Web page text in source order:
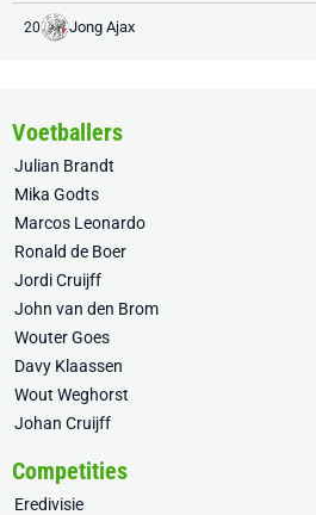
20 Jong Ajax
Voetballers
Julian Brandt
Mika Godts
Marcos Leonardo
Ronald de Boer
Jordi Cruijff
John van den Brom
Wouter Goes
Davy Klaassen
Wout Weghorst
Johan Cruijff
Competities
Eredivisie